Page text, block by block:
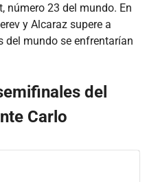
número 23 del mundo. En
y Alcaraz supere a
del mundo se enfrentarían
del
Carlo